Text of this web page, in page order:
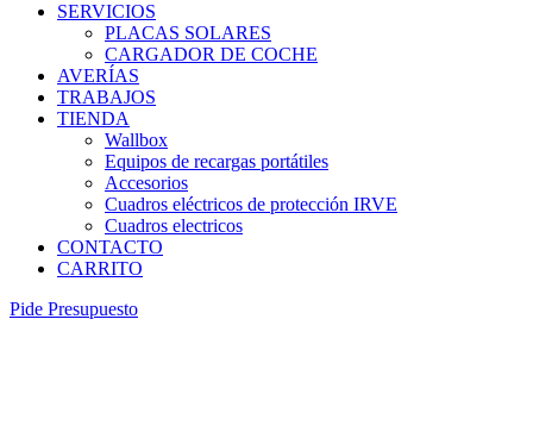
SERVICIOS
PLACAS SOLARES
CARGADOR DE COCHE
AVERÍAS
TRABAJOS
TIENDA
Wallbox
Equipos de recargas portátiles
Accesorios
Cuadros eléctricos de protección IRVE
Cuadros electricos
CONTACTO
CARRITO
Pide Presupuesto